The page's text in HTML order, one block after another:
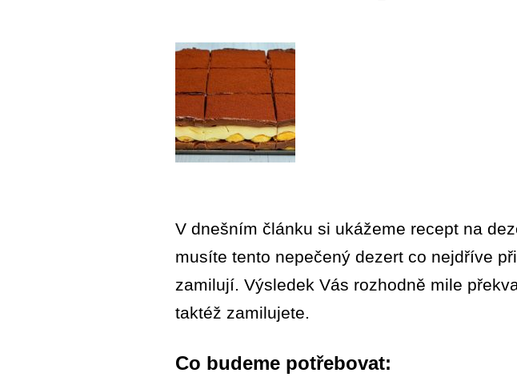
V dnešním článku si ukážeme recept na
musíte tento nepečený dezert co nejdříve
zamilují. Výsledek Vás rozhodně mile
taktéž zamilujete.
Co budeme potřebovat: